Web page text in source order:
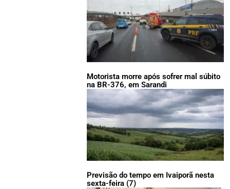
Motorista morre após sofrer mal súbito
na BR-376, em Sarandi
Previsão do tempo em Ivaiporã nesta
sexta-feira (7)